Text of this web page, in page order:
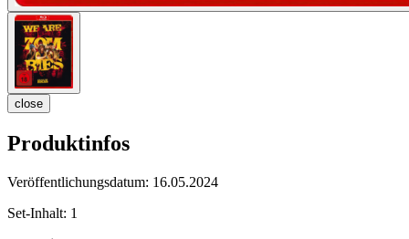
close
Produktinfos
Veröffentlichungsdatum: 16.05.2024
Set-Inhalt: 1